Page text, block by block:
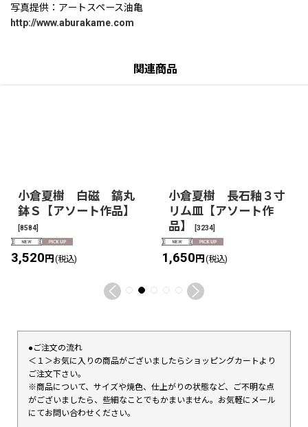
写真提供：アートスペース油亀
http://www.aburakame.com
関連商品
小倉夏樹 白磁 鎬丸
鉢Ｓ【アソート作品】
[8584]
3,520円 (税込)
小倉夏樹 長石釉３寸
リム皿【アソート作
品】
[3234]
1,650円 (税込)
●ご注文の流れ
＜１＞お気に入りの商品がございましたらショッピングカートより
ご注文下さい。
※商品について、サイズや焼色、仕上がりの状態など、ご不明な点
がございましたら、些細なことでもかまいません。お気軽にメール
にてお問い合わせください。